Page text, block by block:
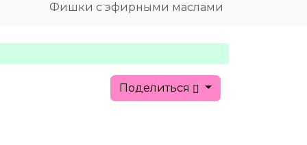
Фишки с эфирными маслами
Поделиться